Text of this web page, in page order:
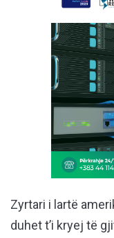
Zyrtari i lartë
duhet t’i kryej të